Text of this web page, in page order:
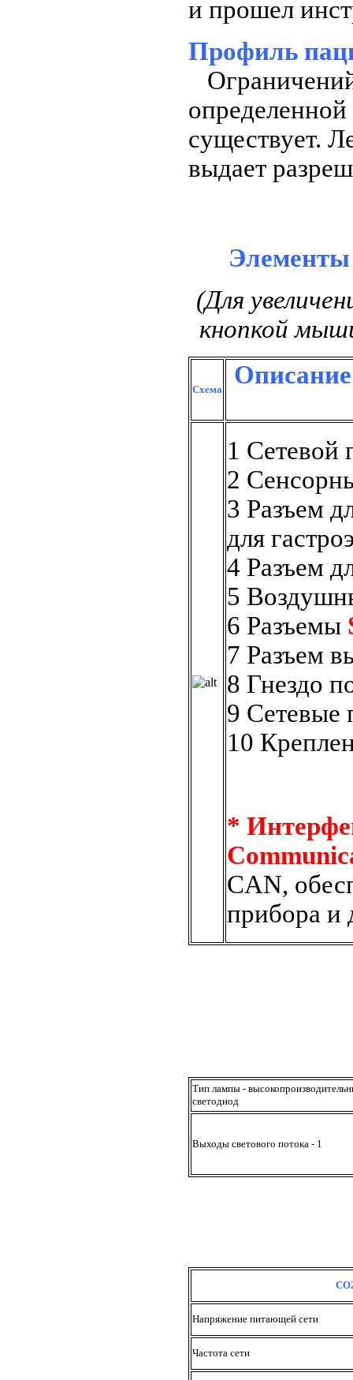
и прошел
Профиль
определенной
существует.
выдает
(Для
кнопкой
Схема
1 Сетевой
2
3 Разъем
для
4 Разъем
5
6 Разъемы
7 Разъем
8 Гнездо
9 Сетевые
10
*
CAN,
прибора и
Тип лампы -
светодиод
Выходы светового потока - 1
Напряжение питающей сети
Частота сети